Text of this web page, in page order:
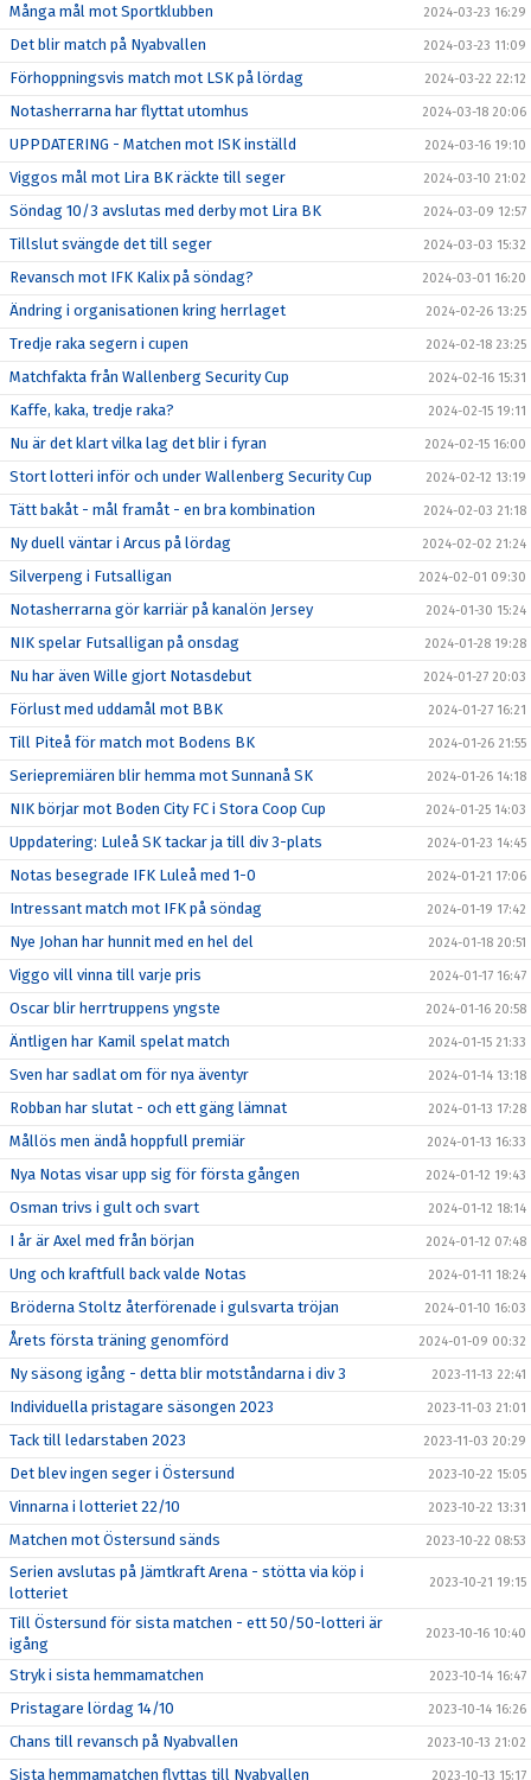
Många mål mot Sportklubben 2024-03-23 16:29
Det blir match på Nyabvallen 2024-03-23 11:09
Förhoppningsvis match mot LSK på lördag 2024-03-22 22:12
Notasherrarna har flyttat utomhus 2024-03-18 20:06
UPPDATERING - Matchen mot ISK inställd 2024-03-16 19:10
Viggos mål mot Lira BK räckte till seger 2024-03-10 21:02
Söndag 10/3 avslutas med derby mot Lira BK 2024-03-09 12:57
Tillslut svängde det till seger 2024-03-03 15:32
Revansch mot IFK Kalix på söndag? 2024-03-01 16:20
Ändring i organisationen kring herrlaget 2024-02-26 13:25
Tredje raka segern i cupen 2024-02-18 23:25
Matchfakta från Wallenberg Security Cup 2024-02-16 15:31
Kaffe, kaka, tredje raka? 2024-02-15 19:11
Nu är det klart vilka lag det blir i fyran 2024-02-15 16:00
Stort lotteri inför och under Wallenberg Security Cup 2024-02-12 13:19
Tätt bakåt - mål framåt - en bra kombination 2024-02-03 21:18
Ny duell väntar i Arcus på lördag 2024-02-02 21:24
Silverpeng i Futsalligan 2024-02-01 09:30
Notasherrarna gör karriär på kanalön Jersey 2024-01-30 15:24
NIK spelar Futsalligan på onsdag 2024-01-28 19:28
Nu har även Wille gjort Notasdebut 2024-01-27 20:03
Förlust med uddamål mot BBK 2024-01-27 16:21
Till Piteå för match mot Bodens BK 2024-01-26 21:55
Seriepremiären blir hemma mot Sunnanå SK 2024-01-26 14:18
NIK börjar mot Boden City FC i Stora Coop Cup 2024-01-25 14:03
Uppdatering: Luleå SK tackar ja till div 3-plats 2024-01-23 14:45
Notas besegrade IFK Luleå med 1-0 2024-01-21 17:06
Intressant match mot IFK på söndag 2024-01-19 17:42
Nye Johan har hunnit med en hel del 2024-01-18 20:51
Viggo vill vinna till varje pris 2024-01-17 16:47
Oscar blir herrtruppens yngste 2024-01-16 20:58
Äntligen har Kamil spelat match 2024-01-15 21:33
Sven har sadlat om för nya äventyr 2024-01-14 13:18
Robban har slutat - och ett gäng lämnat 2024-01-13 17:28
Mållös men ändå hoppfull premiär 2024-01-13 16:33
Nya Notas visar upp sig för första gången 2024-01-12 19:43
Osman trivs i gult och svart 2024-01-12 18:14
I år är Axel med från början 2024-01-12 07:48
Ung och kraftfull back valde Notas 2024-01-11 18:24
Bröderna Stoltz återförenade i gulsvarta tröjan 2024-01-10 16:03
Årets första träning genomförd 2024-01-09 00:32
Ny säsong igång - detta blir motståndarna i div 3 2023-11-13 22:41
Individuella pristagare säsongen 2023 2023-11-03 21:01
Tack till ledarstaben 2023 2023-11-03 20:29
Det blev ingen seger i Östersund 2023-10-22 15:05
Vinnarna i lotteriet 22/10 2023-10-22 13:31
Matchen mot Östersund sänds 2023-10-22 08:53
Serien avslutas på Jämtkraft Arena - stötta via köp i
lotteriet
2023-10-21 19:15
Till Östersund för sista matchen - ett 50/50-lotteri är
igång
2023-10-16 10:40
Stryk i sista hemmamatchen 2023-10-14 16:47
Pristagare lördag 14/10 2023-10-14 16:26
Chans till revansch på Nyabvallen 2023-10-13 21:02
Sista hemmamatchen flyttas till Nyabvallen 2023-10-13 15:17